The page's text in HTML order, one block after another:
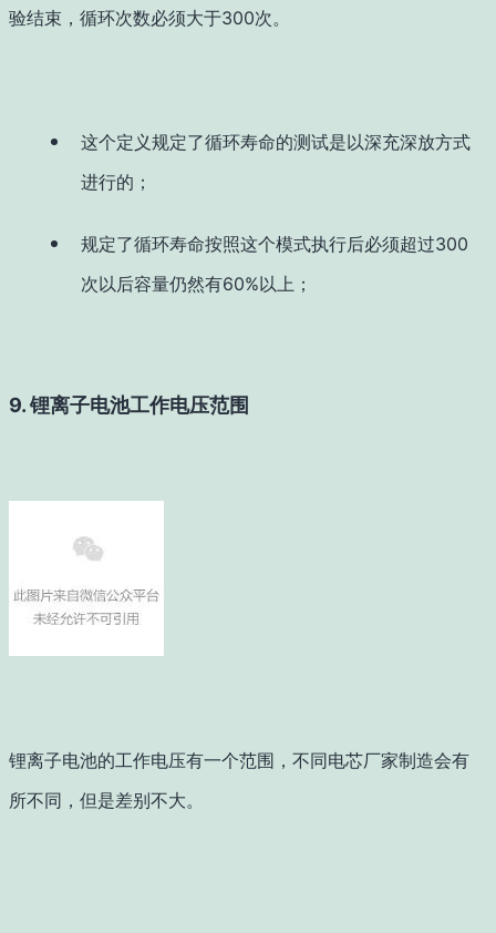
验结束，循环次数必须大于300次。
这个定义规定了循环寿命的测试是以深充深放方式
进行的；
规定了循环寿命按照这个模式执行后必须超过300
次以后容量仍然有60%以上；
9. 锂离子电池工作电压范围
锂离子电池的工作电压有一个范围，不同电芯厂家制造会有
所不同，但是差别不大。